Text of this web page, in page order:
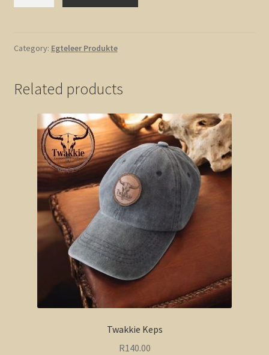
Category: Egteleer Produkte
Related products
Twakkie Keps
R140.00